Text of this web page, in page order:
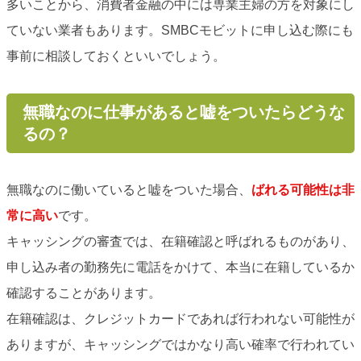
多いことから、消費者金融の中には専業主婦の方を対象にし
ていない業者もあります。SMBCモビットに申し込む際にも
事前に相談しておくといいでしょう。
無職なのに仕事があると嘘をついたらどうな
るの？
無職なのに働いていると嘘をついた場合、 ばれる可能性は非
常に高いです。
キャッシングの審査では、在籍確認と呼ばれるものがあり、
申し込み者の勤務先に電話をかけて、本当に在籍しているか
確認することがあります。
在籍確認は、クレジットカードであれば行われない可能性が
ありますが、キャッシングではかなり高い確率で行われてい